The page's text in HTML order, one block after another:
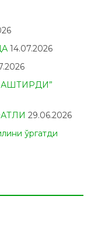
14.07.2026
29.06.2026
ўргатди